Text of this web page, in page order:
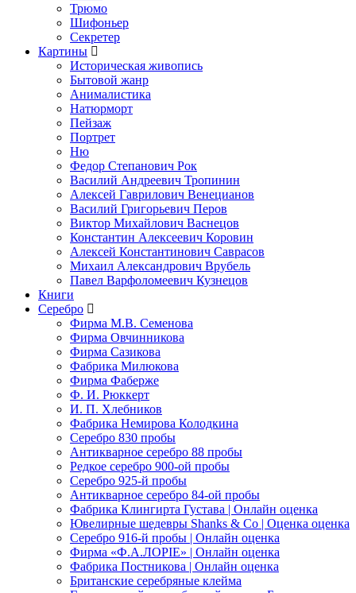
Трюмо
Шифоньер
Секретер
Картины
Историческая живопись
Бытовой жанр
Анималистика
Натюрморт
Пейзаж
Портрет
Ню
Федор Степанович Рок
Василий Андреевич Тропинин
Алексей Гаврилович Венецианов
Василий Григорьевич Перов
Виктор Михайлович Васнецов
Константин Алексеевич Коровин
Алексей Константинович Саврасов
Михаил Александрович Врубель
Павел Варфоломеевич Кузнецов
Книги
Серебро
Фирма М.В. Семенова
Фирма Овчинникова
Фирма Сазикова
Фабрика Милюкова
Фирма Фаберже
Ф. И. Рюккерт
И. П. Хлебников
Фабрика Немирова Колодкина
Серебро 830 пробы
Антикварное серебро 88 пробы
Редкое серебро 900-ой пробы
Серебро 925-й пробы
Антикварное серебро 84-ой пробы
Фабрика Клингирта Густава | Онлайн оценка
Ювелирные шедевры Shanks & Co | Оценка оценка
Серебро 916-й пробы | Онлайн оценка
Фирма «Ф.А.ЛОРIЕ» | Онлайн оценка
Фабрика Постникова | Онлайн оценка
Британские серебряные клейма